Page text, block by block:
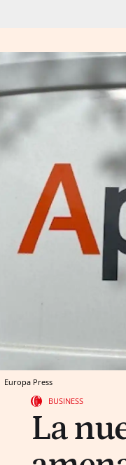
Europa Press
BUSINESS
La